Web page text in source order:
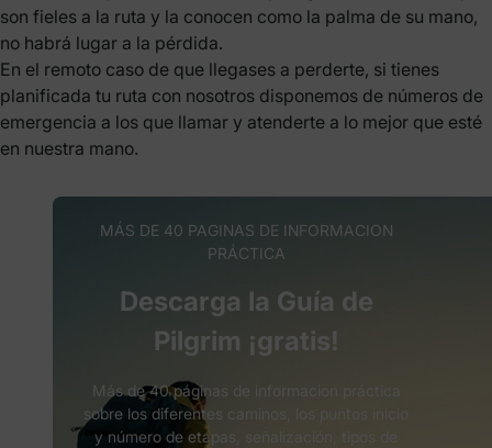
son fieles a la ruta y la conocen como la palma de su mano,
no habrá lugar a la pérdida.
En el remoto caso de que llegases a perderte, si tienes
planificada tu ruta con nosotros disponemos de números de
emergencia a los que llamar y atenderte a lo mejor que esté
en nuestra mano.
MÁS DE 40 PAGINAS DE INFORMACION
PRÁCTICA
Descarga la Guía de
Pilgrim ¡gratis!
Más de 40 páginas de informacion práctica
sobre los diferentes caminos, los puntos inicio
y número de etapas, señalización, tipos de